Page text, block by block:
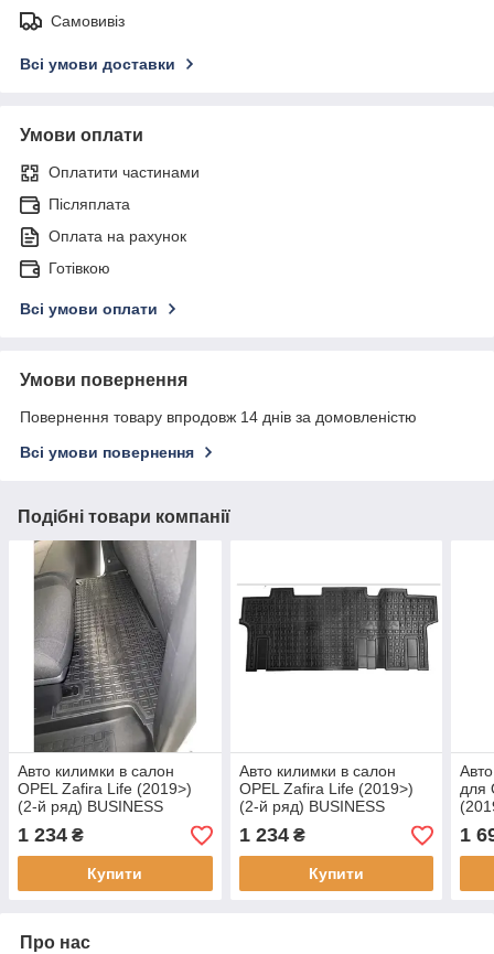
Самовивіз
Всі умови доставки
Умови оплати
Оплатити частинами
Післяплата
Оплата на рахунок
Готівкою
Всі умови оплати
Умови повернення
Повернення товару впродовж 14 днів за домовленістю
Всі умови повернення
Подібні товари компанії
Авто килимки в салон
OPEL Zafira Life (2019>)
(2-й ряд) BUSINESS
(Base) (8місць)
1 234 ₴
Купити
Авто килимки в салон
OPEL Zafira Life (2019>)
(2-й ряд) BUSINESS
(Enjoy) (7місць)
1 234₴
Купити
для
1
Про нас